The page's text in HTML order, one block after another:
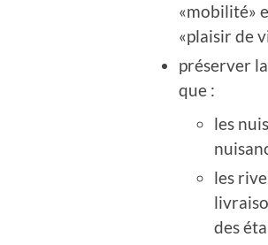
«mobilité»
«plaisir de
préserver
que :
les
les
des